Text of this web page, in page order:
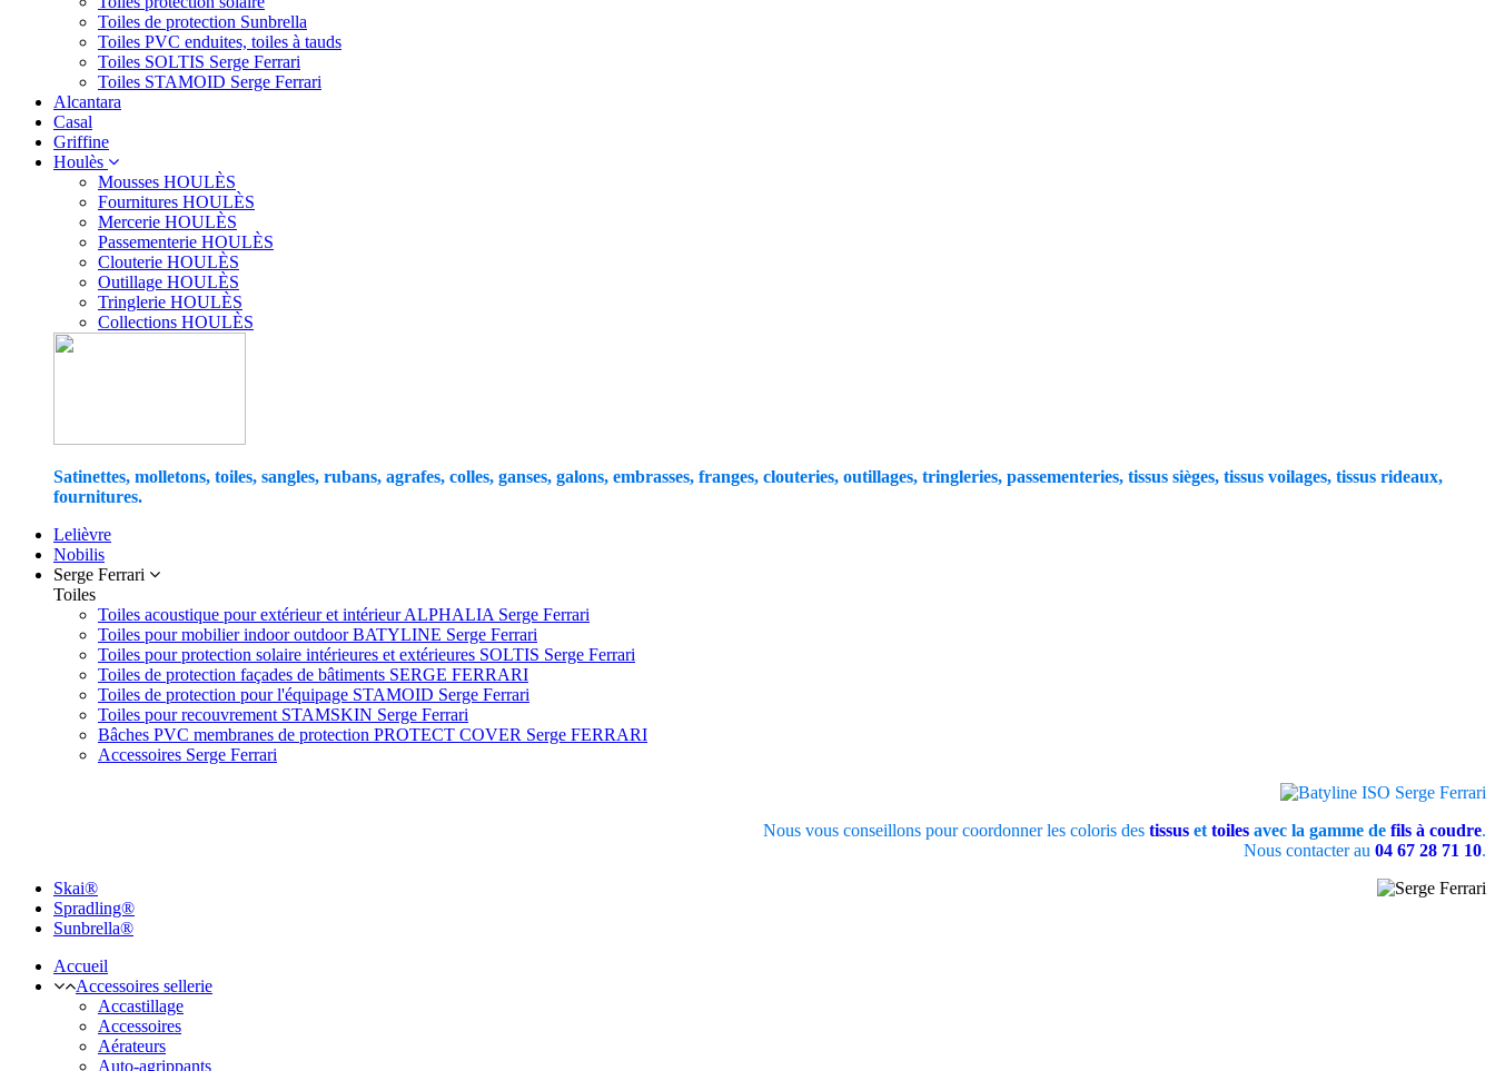
Toiles de protection Sunbrella
Toiles PVC enduites, toiles à tauds
Toiles SOLTIS Serge Ferrari
Toiles STAMOID Serge Ferrari
Alcantara
Casal
Griffine
Houlès
Mousses HOULÈS
Fournitures HOULÈS
Mercerie HOULÈS
Passementerie HOULÈS
Clouterie HOULÈS
Outillage HOULÈS
Tringlerie HOULÈS
Collections HOULÈS
Satinettes, molletons, toiles, sangles, rubans, agrafes, colles, ganses, galons, embrasses, franges, clouteries, outillages, tringleries, passementeries, tissus sièges, tissus voilages, tissus rideaux,
fournitures.
Lelièvre
Nobilis
Serge Ferrari
Toiles
Toiles acoustique pour extérieur et intérieur ALPHALIA Serge Ferrari
Toiles pour mobilier indoor outdoor BATYLINE Serge Ferrari
Toiles pour protection solaire intérieures et extérieures SOLTIS Serge Ferrari
Toiles de protection façades de bâtiments SERGE FERRARI
Toiles de protection pour l'équipage STAMOID Serge Ferrari
Toiles pour recouvrement STAMSKIN Serge Ferrari
Bâches PVC membranes de protection PROTECT COVER Serge FERRARI
Accessoires Serge Ferrari
Nous vous conseillons pour coordonner les coloris des tissus et toiles avec la gamme de fils à coudre.
Nous contacter au 04 67 28 71 10.
Skai®
Spradling®
Sunbrella®
Accueil
Accessoires sellerie
Accastillage
Accessoires
Aérateurs
Auto-agrippants